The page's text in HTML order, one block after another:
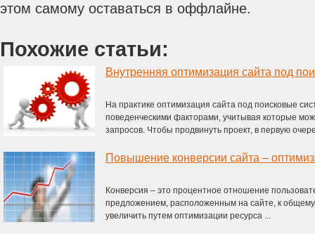
этом самому оставаться в оффлайне.
Похожие статьи:
На практике оптимизация сайта под поисковые
поведенческими факторами, учитывая которые
запросов. Чтобы продвинуть проект, в первую
Повышение конверсии сайта –
Конверсия – это процентное отношение
предложением, расположенным на сайте, к
увеличить путем оптимизации ресурса ...